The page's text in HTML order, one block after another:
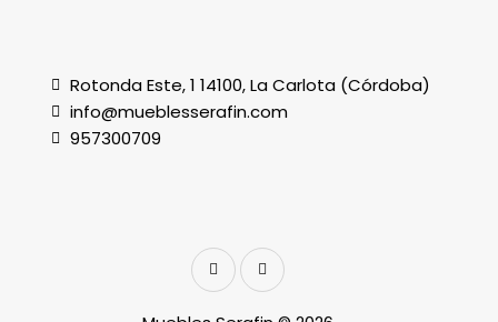
Rotonda Este, 1 14100, La Carlota (Córdoba)
info@mueblesserafin.com
957300709